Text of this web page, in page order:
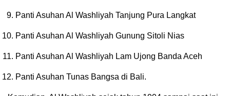
Panti Asuhan Al Washliyah Tanjung Pura Langkat
Panti Asuhan Al Washliyah Gunung Sitoli Nias
Panti Asuhan Al Washliyah Lam Ujong Banda Aceh
Panti Asuhan Tunas Bangsa di Bali.